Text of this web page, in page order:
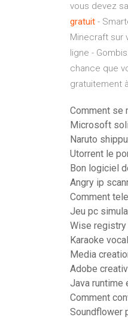
vous devez
gratuit -
Minecraft sur
ligne -
chance que
gratuitement
Comment se
Microsoft
Naruto
Utorrent le
Bon logiciel
Angry ip
Comment
Jeu pc
Wise
Karaoke
Media
Adobe
Java runtime
Comment
Soundflower